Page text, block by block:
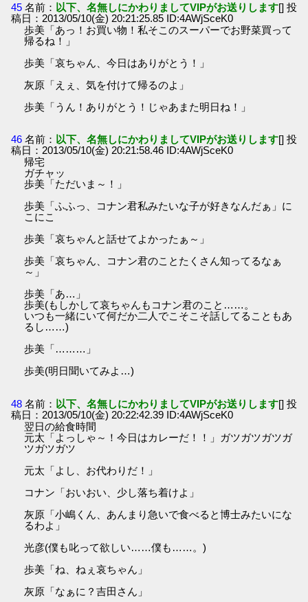
45 名前： 以下、名無しにかわりましてVIPがお送りします[] 投
稿日：2013/05/10(金) 20:21:25.85 ID:4AWjSceK0
歩美「あっ！お買い物！私そこのスーパーでお野菜買って
帰るね！」
歩美「哀ちゃん、今日はありがとう！」
灰原「えぇ、気を付けて帰るのよ」
歩美「うん！ありがとう！じゃあまた明日ね！」
46 名前： 以下、名無しにかわりましてVIPがお送りします[] 投
稿日：2013/05/10(金) 20:21:58.46 ID:4AWjSceK0
帰宅
ガチャッ
歩美「ただいま～！」
歩美「ふふっ、コナン君私みたいな子が好きなんだぁ」に
こにこ
歩美「哀ちゃんと話せてよかったぁ～」
歩美「哀ちゃん、コナン君のことたくさん知ってるなぁ
～」
歩美「あ…」
歩美(もしかして哀ちゃんもコナン君のこと……。
いつも一緒にいて何だか二人でこそこそ話してることもあ
るし……)
歩美「………」
歩美(明日聞いてみよ…)
48 名前： 以下、名無しにかわりましてVIPがお送りします[] 投
稿日：2013/05/10(金) 20:22:42.39 ID:4AWjSceK0
翌日の給食時間
元太「よっしゃ～！今日はカレーだ！！」ガツガツガツガ
ツガツガツ
元太「よし、お代わりだ！」
コナン「おいおい、少し落ち着けよ」
灰原「小嶋くん、あんまり急いで食べると博士みたいにな
るわよ」
光彦(僕も叱って欲しい……僕も……。)
歩美「ね、ねぇ哀ちゃん」
灰原「なぁに？吉田さん」